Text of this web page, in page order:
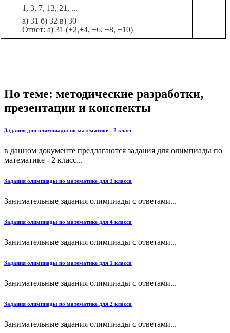
1, 3, 7, 13, 21, ...
а) 31 б) 32 в) 30
Ответ: а) 31 (+2,+4, +6, +8, +10)
По теме: методические разработки,
презентации и конспекты
Задания для олимпиады по математике - 2 класс
в данном документе предлагаются задания для олимпиады по
математике - 2 класс...
Задания олимпиады по математике для 3 класса
Занимательные задания олимпиады с ответами...
Задания олимпиады по математике для 4 класса
Занимательные задания олимпиады с ответами...
Задания олимпиады по математике для 1 класса
Занимательные задания олимпиады с ответами...
Задания олимпиады по математике для 2 класса
Занимательные задания олимпиады с ответами...